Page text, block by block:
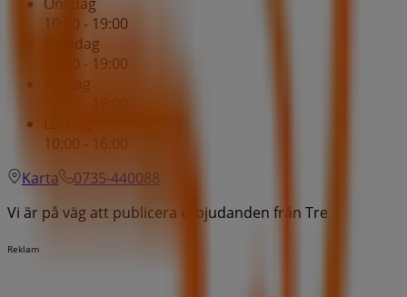
10:00 - 19:00
Torsdag
10:00 - 19:00
Fredag
10:00 - 16:00
Karta
0735-440088
Vi är på väg att publicera erbjudanden från Tre
Reklam